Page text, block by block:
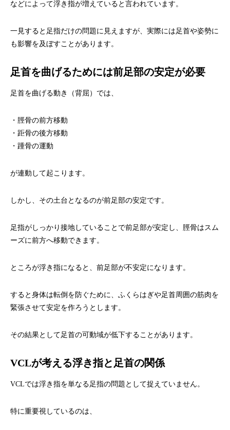
などによって浮き指が増えていると言われています。
一見すると足指だけの問題に見えますが、実際には足首や姿勢に
も影響を及ぼすことがあります。
足首を曲げるためには前足部の安定が必要
足首を曲げる動き（背屈）では、
・脛骨の前方移動
・距骨の後方移動
・踵骨の運動
が連動して起こります。
しかし、その土台となるのが前足部の安定です。
足指がしっかり接地していることで前足部が安定し、脛骨はスム
ーズに前方へ移動できます。
ところが浮き指になると、前足部が不安定になります。
すると身体は転倒を防ぐために、ふくらはぎや足首周囲の筋肉を
緊張させて安定を作ろうとします。
その結果として足首の可動域が低下することがあります。
VCLが考える浮き指と足首の関係
VCLでは浮き指を単なる足指の問題として捉えていません。
特に重要視しているのは、